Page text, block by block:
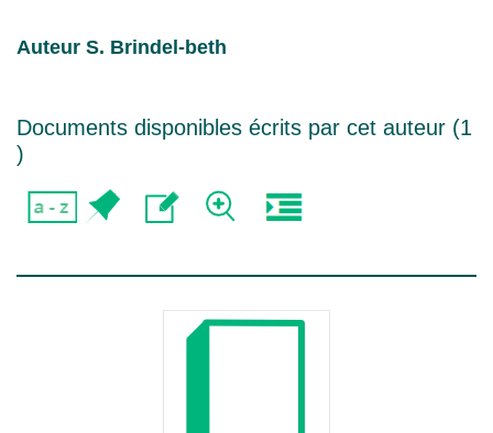
Auteur S. Brindel-beth
Documents disponibles écrits par cet auteur (1
)